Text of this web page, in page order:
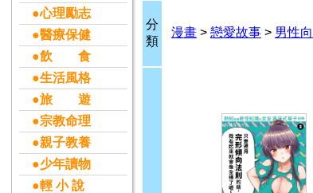
●心理勵志
●醫療保健
●飲 食
●生活風格
●旅 遊
●宗教命理
●親子教養
●少年讀物
●輕 小 說
分
類
漫畫 > 戀愛故事 > 男性向